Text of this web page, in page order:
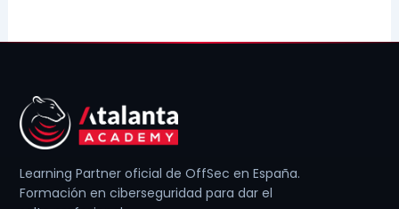
Learning Partner oficial de OffSec en España.
Formación en ciberseguridad para dar el